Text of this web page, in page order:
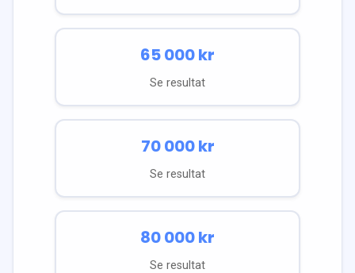
65 000kr
Se resultat
70 000kr
Se resultat
80 000kr
Se resultat